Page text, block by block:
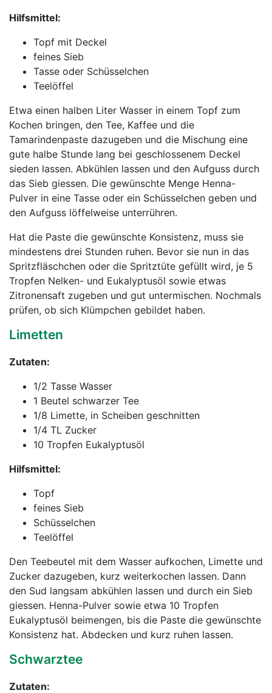
Hilfsmittel:
Topf mit Deckel
feines Sieb
Tasse oder Schüsselchen
Teelöffel
Etwa einen halben Liter Wasser in einem Topf zum
Kochen bringen, den Tee, Kaffee und die
Tamarindenpaste dazugeben und die Mischung eine
gute halbe Stunde lang bei geschlossenem Deckel
sieden lassen. Abkühlen lassen und den Aufguss durch
das Sieb giessen. Die gewünschte Menge Henna-
Pulver in eine Tasse oder ein Schüsselchen geben und
den Aufguss löffelweise unterrühren.
Hat die Paste die gewünschte Konsistenz, muss sie
mindestens drei Stunden ruhen. Bevor sie nun in das
Spritzfläschchen oder die Spritztüte gefüllt wird, je 5
Tropfen Nelken- und Eukalyptusöl sowie etwas
Zitronensaft zugeben und gut untermischen. Nochmals
prüfen, ob sich Klümpchen gebildet haben.
Limetten
Zutaten:
1/2 Tasse Wasser
1 Beutel schwarzer Tee
1/8 Limette, in Scheiben geschnitten
1/4 TL Zucker
10 Tropfen Eukalyptusöl
Hilfsmittel:
Topf
feines Sieb
Schüsselchen
Teelöffel
Den Teebeutel mit dem Wasser aufkochen, Limette und
Zucker dazugeben, kurz weiterkochen lassen. Dann
den Sud langsam abkühlen lassen und durch ein Sieb
giessen. Henna-Pulver sowie etwa 10 Tropfen
Eukalyptusöl beimengen, bis die Paste die gewünschte
Konsistenz hat. Abdecken und kurz ruhen lassen.
Schwarztee
Zutaten: